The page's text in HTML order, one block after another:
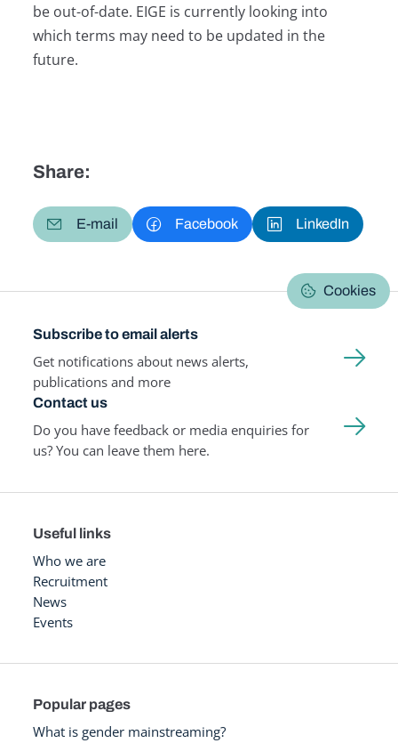
be out-of-date. EIGE is currently looking into
which terms may need to be updated in the
future.
Share:
E-mail Facebook LinkedIn
Cookies
Subscribe to email alerts
Get notifications about news alerts,
publications and more
Contact us
Do you have feedback or media enquiries for
us? You can leave them here.
Useful links
Who we are
Recruitment
News
Events
Popular pages
What is gender mainstreaming?